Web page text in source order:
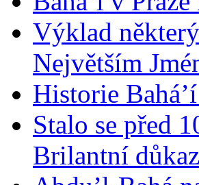
Výklad
Největším
Historie
Stalo se před
Brilantní důkaz